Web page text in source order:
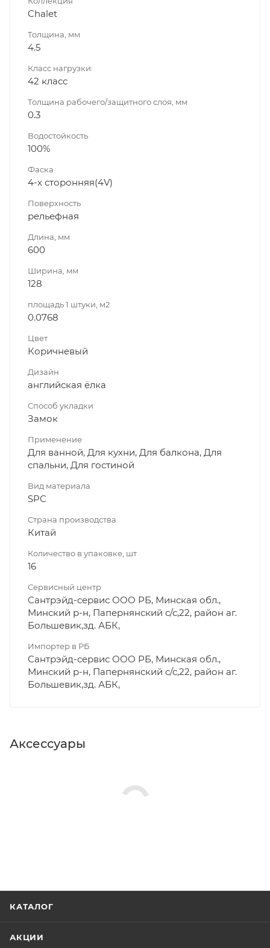
Chalet
Толщина, мм
4.5
Класс нагрузки:
42 класс
Толщина рабочего/защитного слоя, мм
0.3
Водостойкость
100%
Фаска
4-х сторонняя(4V)
Поверхность
рельефная
Длина, мм
600
Ширина, мм
128
площадь 1 штуки, м2
0.0768
Цвет
Коричневый
Дизайн
английская ёлка
Способ укладки
Замок
Применение
Для ванной, Для кухни, Для балкона, Для
спальни, Для гостиной
Вид материала
SPC
Страна производства
Китай
Количество в упаковке, шт
16
Сервисный центр
Сантрэйд-сервис ООО РБ, Минская обл.,
Минский р-н, Папернянский с/с,22, район аг.
Большевик,зд. АБК,
Импортер в РБ
Сантрэйд-сервис ООО РБ, Минская обл.,
Минский р-н, Папернянский с/с,22, район аг.
Большевик,зд. АБК,
Аксессуары
КАТАЛОГ
АКЦИИ